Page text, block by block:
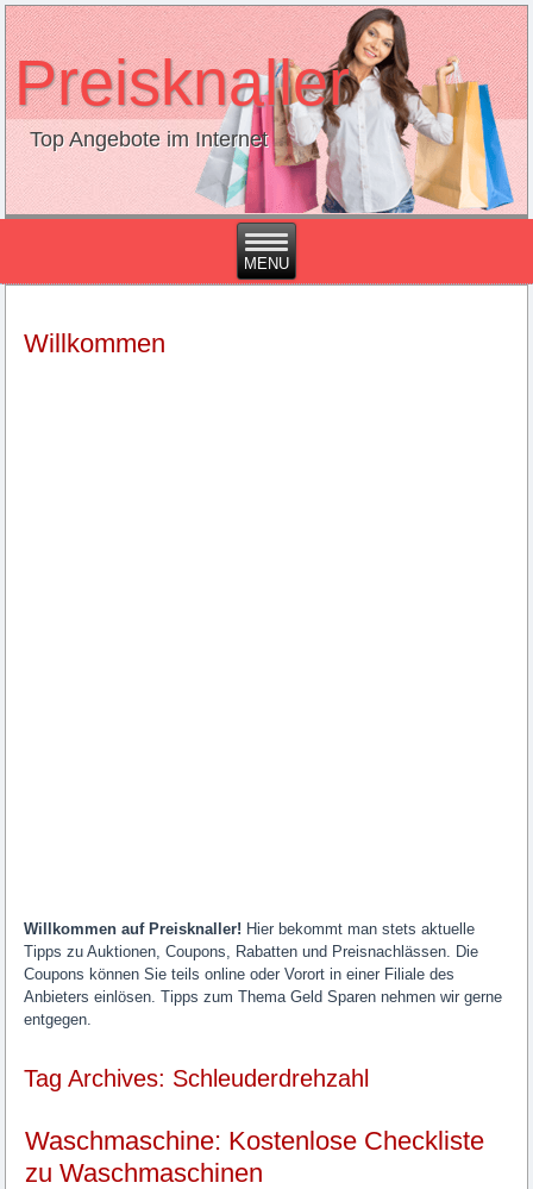
Preisknaller
Top Angebote im Internet
Willkommen
Willkommen auf Preisknaller! Hier bekommt man stets aktuelle
Tipps zu Auktionen, Coupons, Rabatten und Preisnachlässen. Die
Coupons können Sie teils online oder Vorort in einer Filiale des
Anbieters einlösen. Tipps zum Thema Geld Sparen nehmen wir gerne
entgegen.
Tag Archives: Schleuderdrehzahl
Waschmaschine: Kostenlose Checkliste
zu Waschmaschinen